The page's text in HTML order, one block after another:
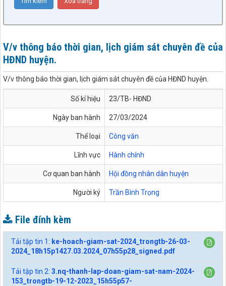
V/v thông báo thời gian, lịch giám sát chuyên đề của
HĐND huyện.
V/v thông báo thời gian, lịch giám sát chuyên đề của HĐND huyện.
Số kí hiệu 23/TB- HĐND
Ngày ban hành 27/03/2024
Thể loại Công văn
Lĩnh vực Hành chính
Cơ quan ban hành Hội đồng nhân dân huyện
Người ký Trần Bình Trọng
File đính kèm
Tải tập tin 1: ke-hoach-giam-sat-2024_trongtb-26-03-
2024_18h15p1427.03.2024_07h55p28_signed.pdf
Tải tập tin 2: 3.nq-thanh-lap-doan-giam-sat-nam-2024-
153_trongtb-19-12-2023_15h55p57-